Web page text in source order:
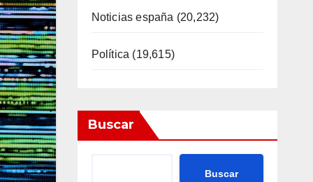
Noticias españa (20,232)
Política (19,615)
Buscar
Buscar